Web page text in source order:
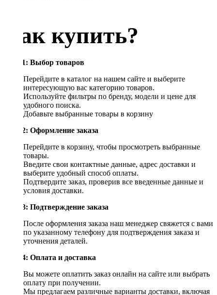
Как купить?
Шаг 1: Выбор товаров
Перейдите в каталог на нашем сайте и выберите
интересующую вас категорию товаров.
Используйте фильтры по бренду, модели и цене для
удобного поиска.
Добавьте выбранные товары в корзину
Шаг 2: Оформление заказа
Перейдите в корзину, чтобы просмотреть выбранные
товары.
Введите свои контактные данные, адрес доставки и
выберите удобный способ оплаты.
Подтвердите заказ, проверив все введенные данные и
условия доставки.
Шаг 3: Подтверждение заказа
После оформления заказа наш менеджер свяжется с вами
по указанному телефону для подтверждения заказа и
уточнения деталей.
Шаг 4: Оплата и доставка
Вы можете оплатить заказ онлайн на сайте или выбрать
оплату при получении.
Мы предлагаем различные варианты доставки, включая